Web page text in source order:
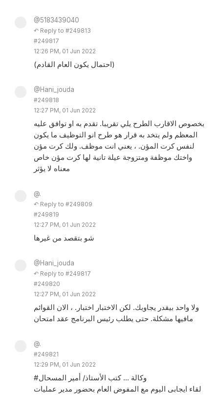
@5183439040
↶ Reply to #249813
#249817
12:26 PM, 01 Jun 2022
(احتمال يكون العام القادم)
@Hani_jouda
#249818
12:27 PM, 01 Jun 2022
بخصوص الاقارب الطرح يلي تقريبا. تقدم به او توافق عليه
المعظم ولم يتخد به قرار هو طرح انو التوظيف ما يكون
لنفس كرت المؤن. ، يعني انت موظف. ولك كرت مؤن
واختك موظفة ومتزوجة عيلة تانية لها كرت مؤن خاص
معناه لا يؤثر
@.
↶ Reply to #249809
#249819
12:27 PM, 01 Jun 2022
شو بتقصد من غيرها
@Hani_jouda
↶ Reply to #249817
#249820
12:27 PM, 01 Jun 2022
ولا واحد بيقدر يجاوبك. لكن الاختبار اختبار. ، الان القوائم
مافيها مشكلة. حتى يطلب رئيس البرنامج عقد امتحان
@.
#249821
12:29 PM, 01 Jun 2022
#وكالة ... كتب الأستاذ/ أمير المسحال
لقاء ايجابى اليوم مع المفوض العام بحضور مدير عمليات